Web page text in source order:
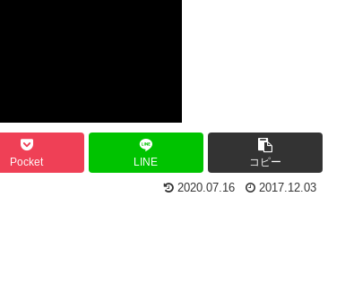
Pocket LINE コピー
2020.07.16 2017.12.03